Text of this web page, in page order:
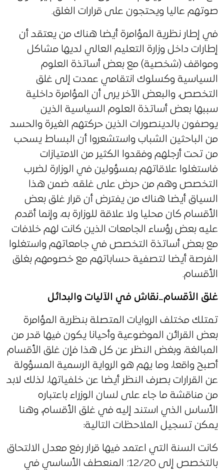
صوتهم عاليا ويحتجون على قرارات الغلق.
في إطار نظرية المؤامرة أيضا هناك من يعتقد أن
إطارات داخل وزارة التعليم العالي لديها مشاكل
ومواقف (شخصية) مع بعض أساتذة العلوم
السياسية وكسلوك انتقامي عمدت إلى غلق
التخصص، والبعض الآخر يرى أن المؤامرة داخلية
سببها بعض أساتذة العلوم السياسية الذين
يوصفون بالدينصورات الذين حركتهم الغيرة والحسد
من الباحثين الشباب واستشعروا أن البساط يسحب
من تحت أرجلهم وفقدوا الكثير من الامتيازات
فاستغلوا علاقاتهم بمسؤولين في الوزارة لضرب
التخصص وهم من حرض على غلقه. ضمن هذا
السياق أيضا هناك من يفترض أن قرار غلق بعض
الأقسام كان محليا ولا علاقة للوزارة به، وإنما أقدم
عليه بعض رؤساء الجامعات الذين كانت لهم خلافات
مع بعض أساتذة التخصص في جامعاتهم واستغلوا
الفرصة أيضا لتصفية حساباتهم مع خصومهم بغلق
الأقسام.
غلق الأقسام…نقاش في الآليات والبدائل
تمتلك مختلف الروايات المتصلة بنظرية المؤامرة
بعض القرائن الموضوعية وأحيانا يكون فيها قدر من
المبالغة، وبغض النظر عن كل هذا فإن غلق الأقسام
أصبح واقعا، وما يهم هو الرواية الرسمية المسؤولة
عن القرارات بصرف النظر أيضا عن خلفياتها، لذلك لابد
من مناقشة ما جاء على لسان الوزراء باعتباره
الأساس الذي استند إليه في غلق الأقسام، وهنا
يمكن تسجيل الملاحظات التالية:
كانت السنة التي اعتمد فيها قرار رفع معدل الالتحاق
بالتخصص إلى 12/20؛ المنعطف الأساسي في